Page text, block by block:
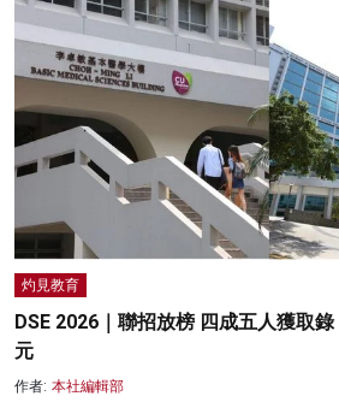
灼見教育
DSE 2026｜聯招放榜 四成五人獲取
元
作者: 本社編輯部